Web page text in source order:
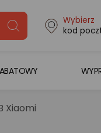
Wybierz
kod
Xiaomi